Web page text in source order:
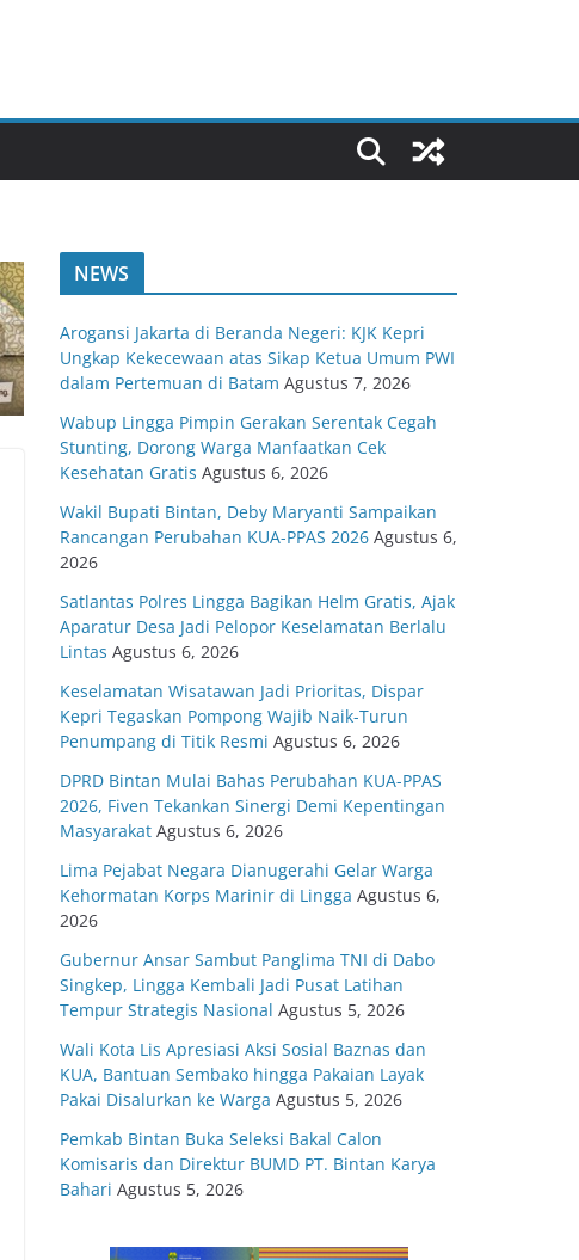
NEWS
Arogansi Jakarta di Beranda Negeri: KJK Kepri
Ungkap Kekecewaan atas Sikap Ketua Umum PWI
dalam Pertemuan di Batam Agustus 7, 2026
Wabup Lingga Pimpin Gerakan Serentak Cegah
Stunting, Dorong Warga Manfaatkan Cek
Kesehatan Gratis Agustus 6, 2026
Wakil Bupati Bintan, Deby Maryanti Sampaikan
Rancangan Perubahan KUA-PPAS 2026 Agustus 6,
2026
Satlantas Polres Lingga Bagikan Helm Gratis, Ajak
Aparatur Desa Jadi Pelopor Keselamatan Berlalu
Lintas Agustus 6, 2026
Keselamatan Wisatawan Jadi Prioritas, Dispar
Kepri Tegaskan Pompong Wajib Naik-Turun
Penumpang di Titik Resmi Agustus 6, 2026
DPRD Bintan Mulai Bahas Perubahan KUA-PPAS
2026, Fiven Tekankan Sinergi Demi Kepentingan
Masyarakat Agustus 6, 2026
Lima Pejabat Negara Dianugerahi Gelar Warga
Kehormatan Korps Marinir di Lingga Agustus 6,
2026
Gubernur Ansar Sambut Panglima TNI di Dabo
Singkep, Lingga Kembali Jadi Pusat Latihan
Tempur Strategis Nasional Agustus 5, 2026
Wali Kota Lis Apresiasi Aksi Sosial Baznas dan
KUA, Bantuan Sembako hingga Pakaian Layak
Pakai Disalurkan ke Warga Agustus 5, 2026
Pemkab Bintan Buka Seleksi Bakal Calon
Komisaris dan Direktur BUMD PT. Bintan Karya
Bahari Agustus 5, 2026